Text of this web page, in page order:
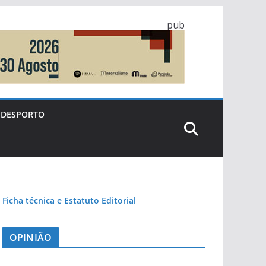
pub
DESPORTO
Ficha técnica e Estatuto Editorial
OPINIÃO